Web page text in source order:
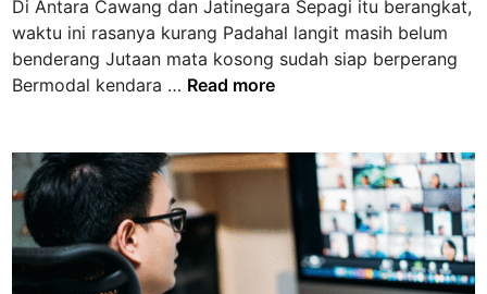
a
u
y
a
g
W
a
r
a
s
e
o
n
g
i
n
Di Antara Cawang dan Jatinegara Sepagi itu berangkat,
waktu ini rasanya kurang Padahal langit masih belum
benderang Jutaan mata kosong sudah siap berperang
Bermodal kendara … P
s
J
l
Read more